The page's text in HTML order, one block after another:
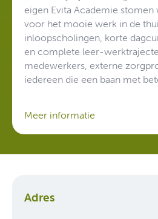
iedereen die een baan met
Meer informatie
Van Alkemadelaan 309A